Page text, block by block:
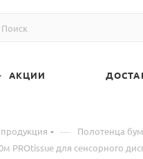
АКЦИИ
— Полотенца
PROtissue для сенсорного